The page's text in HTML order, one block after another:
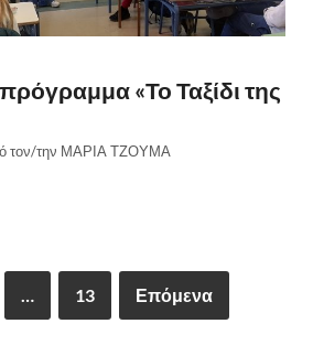
«Το Ταξίδι της
τον/την ΜΑΡΙΑ ΤΖΟΥΜΑ
… 13 Επόμενα